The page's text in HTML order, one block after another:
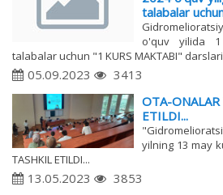
talabalar
o'quv yilida
talabalar uchun "1 KURS MAKTABI"
05.09.2023
3413
OTA-
ETILDI...
yilning 13 may
TASHKIL ETILDI...
13.05.2023
3853